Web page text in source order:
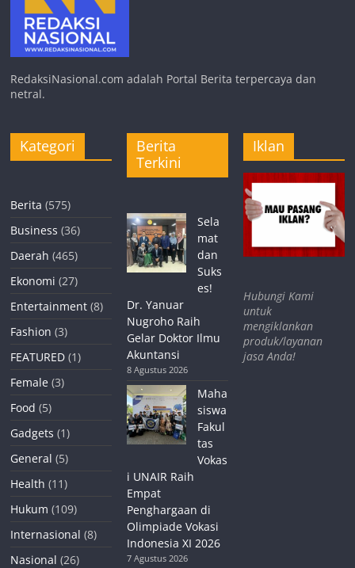
RedaksiNasional.com adalah Portal Berita terpercaya dan
netral.
Kategori
Berita (575)
Business (36)
Daerah (465)
Ekonomi (27)
Entertainment (8)
Fashion (3)
FEATURED (1)
Female (3)
Food (5)
Gadgets (1)
General (5)
Health (11)
Hukum (109)
Internasional (8)
Nasional (26)
Berita
Terkini
Sela
mat
dan
Suks
es!
Dr. Yanuar
Nugroho Raih
Gelar Doktor Ilmu
Akuntansi
8 Agustus 2026
Maha
siswa
Fakul
tas
Vokas
i UNAIR Raih
Empat
Penghargaan di
Olimpiade Vokasi
Indonesia XI 2026
7 Agustus 2026
Iklan
Hubungi Kami
untuk
mengiklankan
produk/layanan
jasa Anda!